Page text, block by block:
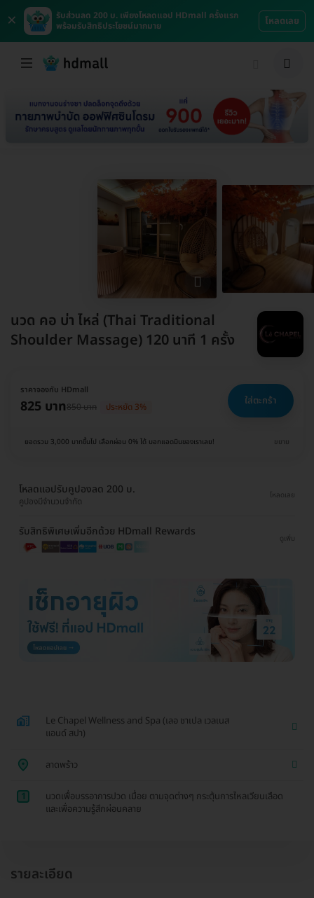
×
รับส่วนลด 200 บ. เพียงโหลดแอป HDmall ครั้งแรก
พร้อมรับสิทธิประโยชน์มากมาย
โหลดเลย
นวด คอ บ่า ไหล่ (Thai Traditional
Shoulder Massage) 120 นาที 1 ครั้ง
ราคาจองกับ HDmall
825 บาท850 บาท ประหยัด 3% ใส่ตะกร้า
ยอดรวม 3,000 บาทขึ้นไป เลือกผ่อน 0% ได้ บอกแอดมินของเราเลย! ขยาย
โหลดแอปรับคูปองลด 200 บ.
คูปองมีจำนวนจำกัด
โหลดเลย
รับสิทธิพิเศษเพิ่มอีกด้วย HDmall Rewards
ดูเพิ่ม
Le Chapel Wellness and Spa (เลอ ชาเปล เวลเนส
แอนด์ สปา)
ลาดพร้าว
1
นวดเพื่อบรรอาการปวด เมื่อย ตามจุดต่างๆ กระตุ้นการไหลเวียนเลือด
และเพื่อความรู้สึกผ่อนคลาย
รายละเอียด